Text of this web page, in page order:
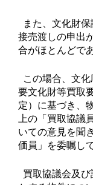
また、文化財
接売渡しの申出
合がほとんどで
この場合、文
要文化財等買取
定）に基づき、
上の「買取協議
いての意見を聞
価員」を委嘱し
買取協議会及